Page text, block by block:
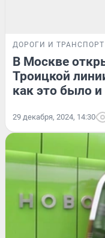
ДОРОГИ И ТРАНСПОРТ
В Москве
Троицкой
как это было
29 декабря, 2024, 14:30